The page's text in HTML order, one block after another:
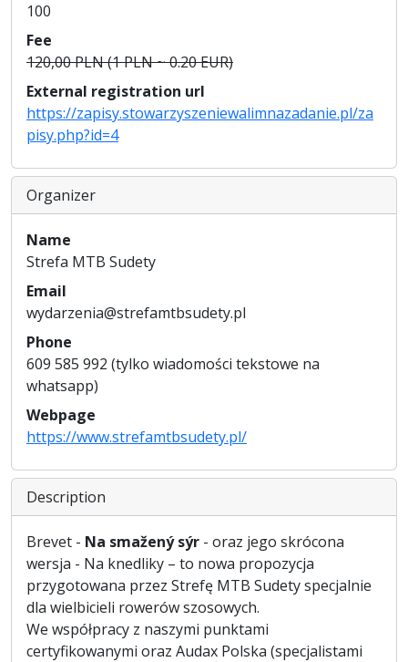
100
Fee
120,00 PLN (1 PLN ~ 0.20 EUR)
External registration url
https://zapisy.stowarzyszeniewalimnazadanie.pl/za
pisy.php?id=4
Organizer
Name
Strefa MTB Sudety
Email
wydarzenia@strefamtbsudety.pl
Phone
609 585 992 (tylko wiadomości tekstowe na
whatsapp)
Webpage
https://www.strefamtbsudety.pl/
Description
Brevet - Na smažený sýr - oraz jego skrócona
wersja - Na knedliky – to nowa propozycja
przygotowana przez Strefę MTB Sudety specjalnie
dla wielbicieli rowerów szosowych.
We współpracy z naszymi punktami
certyfikowanymi oraz Audax Polska (specjalistami